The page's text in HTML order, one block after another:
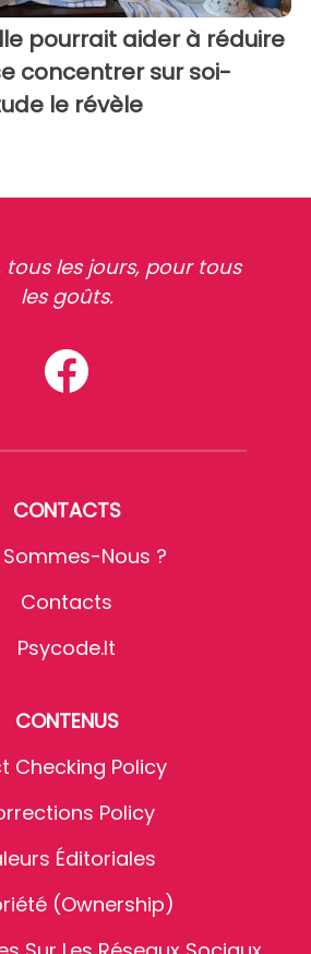
pourrait aider à réduire
concentrer sur soi-
le révèle
tous les jours, pour tous
les goûts.
CONTACTS
Sommes-Nous ?
Contacts
Psycode.it
CONTENUS
Checking Policy
Policy
Éditoriales
(Ownership)